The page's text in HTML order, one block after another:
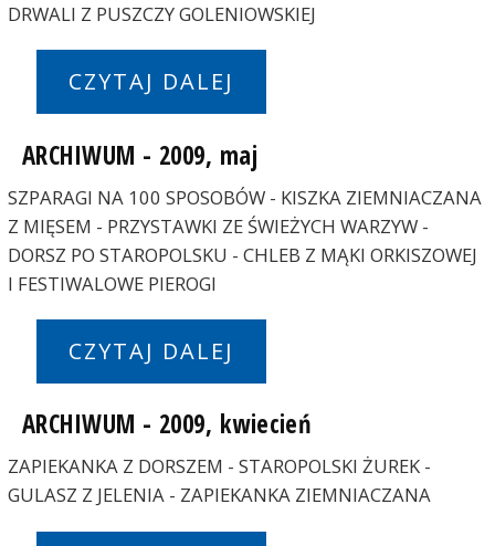
DRWALI Z PUSZCZY GOLENIOWSKIEJ
CZYTAJ DALEJ
ARCHIWUM - 2009, maj
SZPARAGI NA 100 SPOSOBÓW - KISZKA ZIEMNIACZANA
Z MIĘSEM - PRZYSTAWKI ZE ŚWIEŻYCH WARZYW -
DORSZ PO STAROPOLSKU - CHLEB Z MĄKI ORKISZOWEJ
I FESTIWALOWE PIEROGI
CZYTAJ DALEJ
ARCHIWUM - 2009, kwiecień
ZAPIEKANKA Z DORSZEM - STAROPOLSKI ŻUREK -
GULASZ Z JELENIA - ZAPIEKANKA ZIEMNIACZANA